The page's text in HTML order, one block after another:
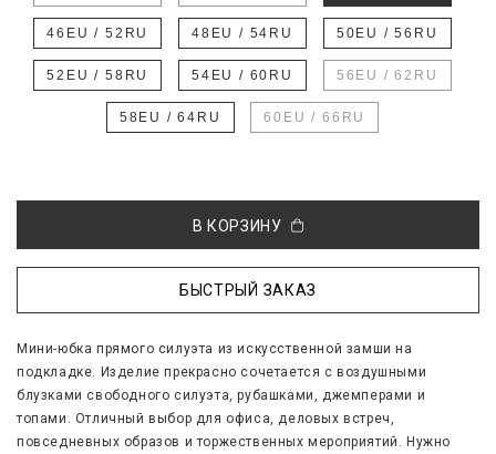
46EU / 52RU 48EU / 54RU 50EU / 56RU
52EU / 58RU 54EU / 60RU 56EU / 62RU
58EU / 64RU 60EU / 66RU
В КОРЗИНУ
БЫСТРЫЙ ЗАКАЗ
Мини-юбка прямого силуэта из искусственной замши на
подкладке. Изделие прекрасно сочетается с воздушными
блузками свободного силуэта, рубашками, джемперами и
топами. Отличный выбор для офиса, деловых встреч,
повседневных образов и торжественных мероприятий. Нужно